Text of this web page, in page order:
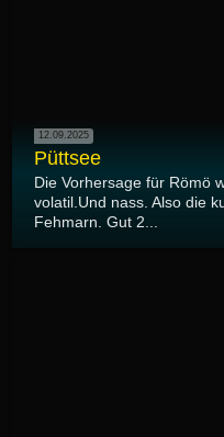
12.09.2025
Püttsee
Die Vorhersage für Römö
volatil.Und nass. Also die
Fehmarn. Gut 2...